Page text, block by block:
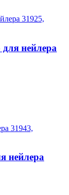
нейлера
нейлера